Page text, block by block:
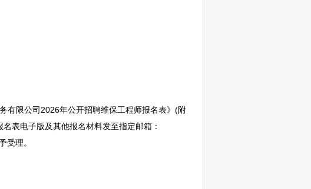
有限公司2026年公开招聘维保工程师报名表》(附
表电子版及其他报名材料发至指定邮箱：
受理。